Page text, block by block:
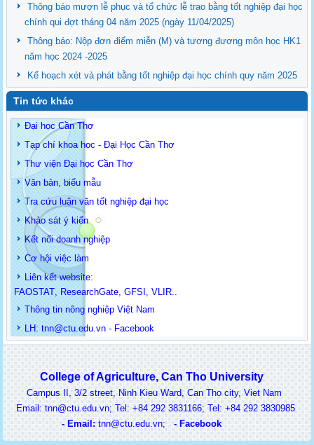
Thông báo mượn lễ phục và tổ chức lễ trao bằng tốt nghiệp đại học
chính qui đợt tháng 04 năm 2025 (ngày 11/04/2025)
Thông báo: Nộp đơn điểm miễn (M) và tương đương môn học HK1
năm học 2024 -2025
Kế hoạch xét và phát bằng tốt nghiệp đại học chính quy năm 2025
Tin tức khác
Đại học Cần Thơ
Tạp chí khoa học - Đại Học Cần Thơ
Thư viện Đại học Cần Thơ
Văn bản, biểu mẫu
Tra cứu luận văn tốt nghiệp đại học
Khảo sát ý kiến
Kết nối doanh nghiệp
Cơ hội việc làm
Liên kết website:
FAOSTAT
ResearchGate ,GFSI ,VLIR
Thông tin nông nghiệp Việt Nam
LH: tnn@ctu.edu.vn - Facebook
College of Agriculture, Can Tho University
II, 3/2 street, Ninh Kieu Ward, Can Tho city, Viet Nam
tnn@ctu.edu.vn; Tel: +84 292 3831166; Tel: +84 292 3830985
- Email: tnn@ctu.edu.vn;- Facebook